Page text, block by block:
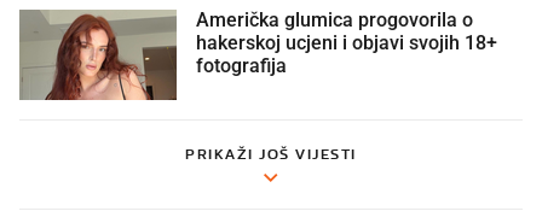
Američka glumica progovorila o
hakerskoj ucjeni i objavi svojih 18+
fotografija
PRIKAŽI JOŠ VIJESTI